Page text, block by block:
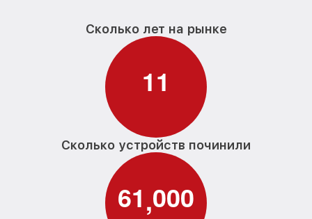
Сколько лет на рынке
11
Сколько устройств починили
61,000